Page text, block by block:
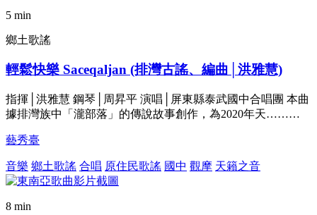
5 min
鄉土歌謠
輕鬆快樂 Saceqaljan (排灣古謠、編曲│洪雅慧)
指揮│洪雅慧 鋼琴│周昇平 演唱│屏東縣泰武國中合唱團 本曲
據排灣族中「瀧部落」的傳說故事創作，為2020年天………
藝秀臺
音樂 鄉土歌謠 合唱 原住民歌謠 國中 觀摩 天籟之音
8 min